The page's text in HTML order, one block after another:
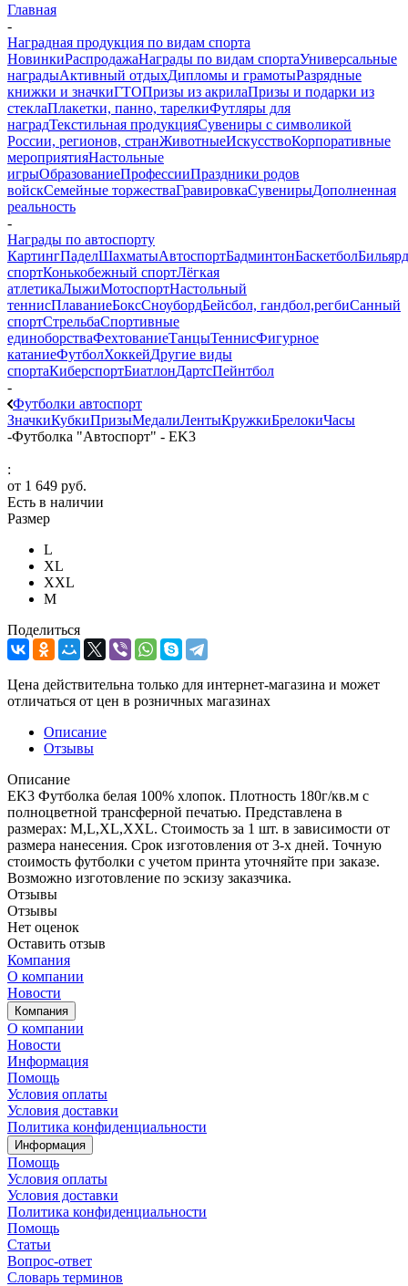
Главная
-
Наградная продукция по видам спорта
НовинкиРаспродажаНаграды по видам спортаУниверсальные
наградыАктивный отдыхДипломы и грамотыРазрядные
книжки и значкиГТОПризы из акрилаПризы и подарки из
стеклаПлакетки, панно, тарелкиФутляры для
наградТекстильная продукцияСувениры с символикой
России, регионов, странЖивотныеИскусствоКорпоративные
мероприятияНастольные
игрыОбразованиеПрофессииПраздники родов
войскСемейные торжестваГравировкаСувенирыДополненная
реальность
-
Награды по автоспорту
КартингПаделШахматыАвтоспортБадминтонБаскетболБильярд
спортКонькобежный спортЛёгкая
атлетикаЛыжиМотоспортНастольный
теннисПлаваниеБоксСноубордБейсбол, гандбол,регбиСанный
спортСтрельбаСпортивные
единоборстваФехтованиеТанцыТеннисФигурное
катаниеФутболХоккейДругие виды
спортаКиберспортБиатлонДартсПейнтбол
-
Футболки автоспорт
ЗначкиКубкиПризыМедалиЛентыКружкиБрелокиЧасы
-Футболка "Автоспорт" - EK3
:
от 1 649 руб.
Есть в наличии
Размер
L
XL
XXL
М
Поделиться
Цена действительна только для интернет-магазина и может
отличаться от цен в розничных магазинах
Описание
Отзывы
Описание
EK3 Футболка белая 100% хлопок. Плотность 180г/кв.м с
полноцветной трансферной печатью. Представлена в
размерах: M,L,XL,XXL. Стоимость за 1 шт. в зависимости от
размера нанесения. Срок изготовления от 3-х дней. Точную
стоимость футболки с учетом принта уточняйте при заказе.
Возможно изготовление по эскизу заказчика.
Отзывы
Отзывы
Нет оценок
Оставить отзыв
Компания
О компании
Новости
Компания
О компании
Новости
Информация
Помощь
Условия оплаты
Условия доставки
Политика конфиденциальности
Информация
Помощь
Условия оплаты
Условия доставки
Политика конфиденциальности
Помощь
Статьи
Вопрос-ответ
Словарь терминов